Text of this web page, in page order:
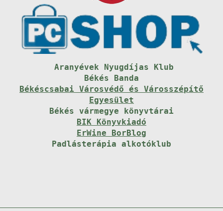
Aranyévek Nyugdíjas Klub
Békés Banda
Békéscsabai Városvédő és Városszépítő
Egyesület
Békés vármegye könyvtárai
BIK Könyvkiadó
ErWine BorBlog
Padlásterápia alkotóklub